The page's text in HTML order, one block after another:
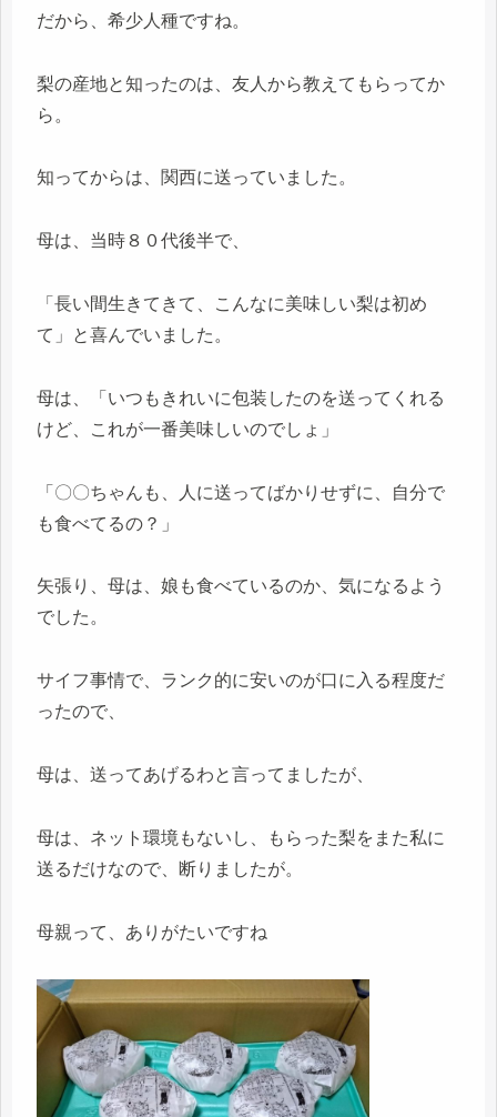
だから、希少人種ですね。
梨の産地と知ったのは、友人から教えてもらってか
ら。
知ってからは、関西に送っていました。
母は、当時８０代後半で、
「長い間生きてきて、こんなに美味しい梨は初め
て」と喜んでいました。
母は、「いつもきれいに包装したのを送ってくれる
けど、これが一番美味しいのでしょ」
「〇〇ちゃんも、人に送ってばかりせずに、自分で
も食べてるの？」
矢張り、母は、娘も食べているのか、気になるよう
でした。
サイフ事情で、ランク的に安いのが口に入る程度だ
ったので、
母は、送ってあげるわと言ってましたが、
母は、ネット環境もないし、もらった梨をまた私に
送るだけなので、断りましたが。
母親って、ありがたいですね